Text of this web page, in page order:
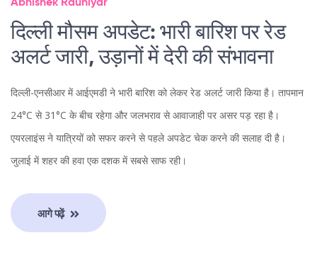
Abhishek Rauniyar
दिल्ली मौसम अपडेट: भारी बारिश पर रेड
अलर्ट जारी, उड़ानों में देरी की संभावना
दिल्ली-एनसीआर में आईएमडी ने भारी बारिश को लेकर रेड अलर्ट जारी किया है। तापमान
24°C से 31°C के बीच रहेगा और जलभराव से आवाजाही पर असर पड़ रहा है।
एयरलाइंस ने यात्रियों को सफर करने से पहले अपडेट चेक करने की सलाह दी है।
जुलाई में शहर की हवा एक दशक में सबसे साफ रही।
आगे पढ़ें